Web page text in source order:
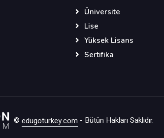
Üniversite
Lise
Yüksek Lisans
Sertifika
© edugoturkey.com - Bütün Hakları Saklıdır.